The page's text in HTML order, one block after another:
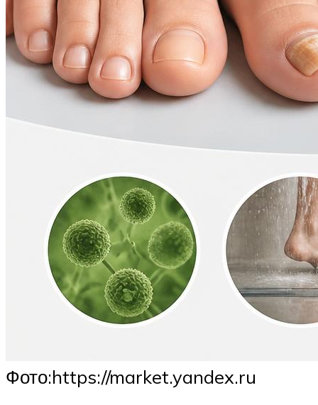
​Фото:https://market.yandex.ru